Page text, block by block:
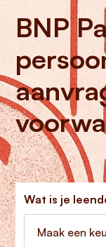
BNP
Wat is je
Maak een